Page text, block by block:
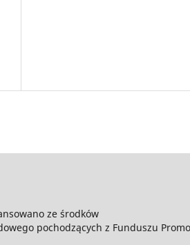
ze środków
pochodzących z Funduszu